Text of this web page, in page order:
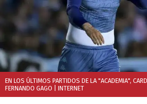
EN LOS ÚLTIMOS PARTIDOS DE LA "ACADEMIA",
FERNANDO GAGO | INTERNET